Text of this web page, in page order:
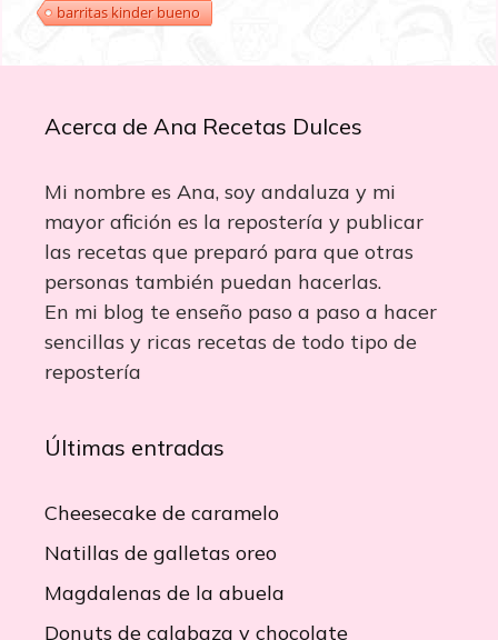
barritas kinder bueno
Acerca de Ana Recetas Dulces
Mi nombre es Ana, soy andaluza y mi
mayor afición es la repostería y publicar
las recetas que preparó para que otras
personas también puedan hacerlas.
En mi blog te enseño paso a paso a hacer
sencillas y ricas recetas de todo tipo de
repostería
Últimas entradas
Cheesecake de caramelo
Natillas de galletas oreo
Magdalenas de la abuela
Donuts de calabaza y chocolate